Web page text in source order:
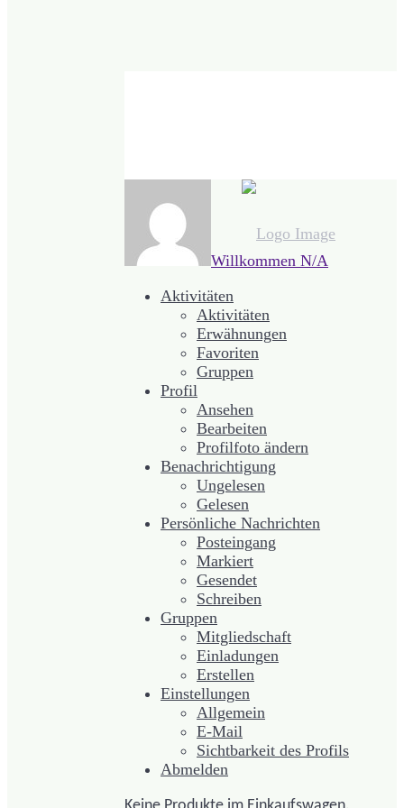
Willkommen N/A
Aktivitäten
Aktivitäten
Erwähnungen
Favoriten
Gruppen
Profil
Ansehen
Bearbeiten
Profilfoto ändern
Benachrichtigung
Ungelesen
Gelesen
Persönliche Nachrichten
Posteingang
Markiert
Gesendet
Schreiben
Gruppen
Mitgliedschaft
Einladungen
Erstellen
Einstellungen
Allgemein
E-Mail
Sichtbarkeit des Profils
Abmelden